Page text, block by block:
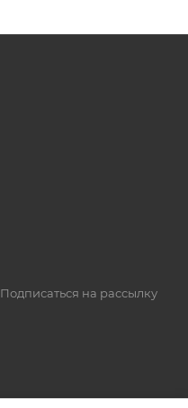
Подписаться на рассылку